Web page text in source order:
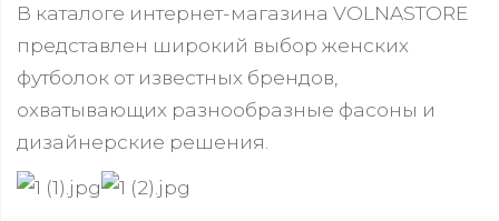
В каталоге интернет-магазина VOLNASTORE
представлен широкий выбор женских
футболок от известных брендов,
охватывающих разнообразные фасоны и
дизайнерские решения.